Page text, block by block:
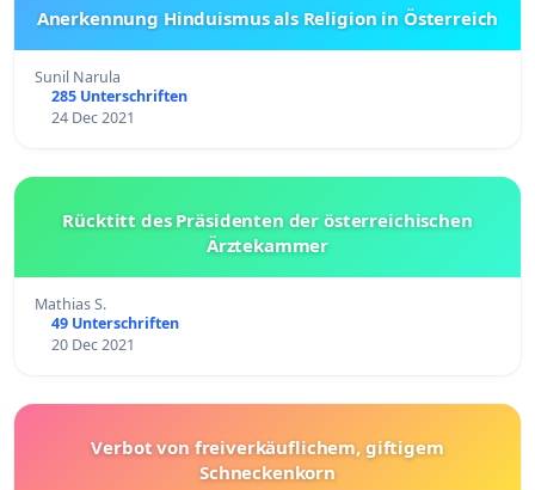
Anerkennung Hinduismus als Religion in Österreich
Sunil Narula
285 Unterschriften
24 Dec 2021
Rücktitt des Präsidenten der österreichischen
Ärztekammer
Mathias S.
49 Unterschriften
20 Dec 2021
Verbot von freiverkäuflichem, giftigem
Schneckenkorn